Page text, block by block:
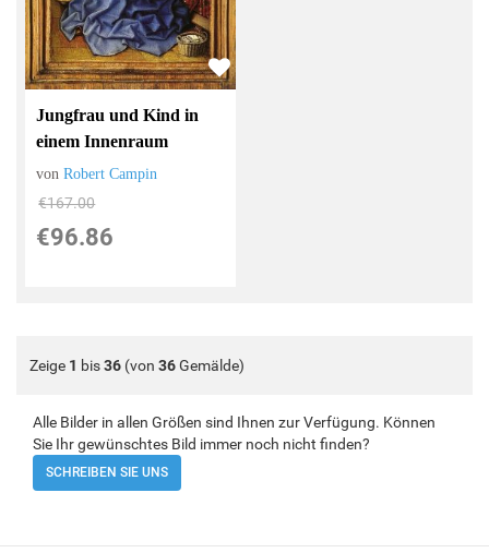
Jungfrau und Kind in
einem Innenraum
vonRobert Campin
€167.00
€96.86
Zeige 1 bis36 (von 36Gemälde)
Alle Bilder in allen Größen sind Ihnen zur Verfügung. Können
Sie Ihr gewünschtes Bild immer noch nicht finden?
SCHREIBEN SIE UNS